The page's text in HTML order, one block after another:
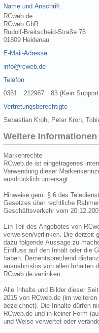
Name und Anschrift
RCweb.de
RCweb GbR
Rudolf-Breitscheid-Straße 76
01809 Heidenau
E-Mail-Adresse
info@rcweb.de
Telefon
0351 212967 83 (Kein
Vertretungsberechtigte
Sebastian Kroh, Peter Kroh,
Weitere Informationen
Markenrechte
RCweb.de ist eingetragenes
Verwendung dieser
ausdrücklich untersagt.
Hinweise gem. § 6 des
Gesetzes über rechtliche
Geschäftsverkehr vom
Ein Teil des Angebotes von
verweisen/verlinken. Die derzeit
dazu folgende Aussage zu
Einfluss auf den Inhalt oder die
haben. Dementsprechend
ausnahmslos von allen Inhalten
RCweb.de verlinken.
Alle Inhalte und Bilder dieser
2015 von RCweb.de (im
bezeichnet). Die Inhalte dürfen
RCweb.de und in keiner Form
und Weise verwertet oder